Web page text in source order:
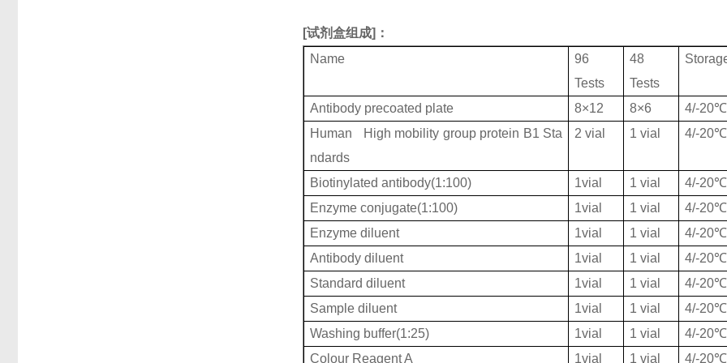
[试剂盒组成]：
Name
96
Tests
48
Tests
Antibody precoated plate 8×12 8×6
4/-20℃
Human High mobility group protein B1 Sta
ndards
2 vial 1 vial 4/-20℃
Biotinylated antibody(1:100) 1vial 1 vial
4/-20℃
Enzyme conjugate(1:100)
1vial 1 vial
4/-20℃
Enzyme diluent
1vial 1 vial
4/-20℃
Antibody diluent
1vial 1 vial
4/-20℃
Standard diluent
1vial 1 vial
4/-20℃
Sample diluent
1vial 1 vial
4/-20℃
Washing buffer(1:25)
1vial 1 vial
4/-20℃
Colour Reagent A
1vial 1 vial 4/-20℃